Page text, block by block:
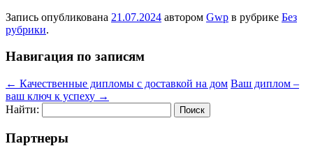
Запись опубликована 21.07.2024 автором Gwp в рубрике Без
рубрики.
Навигация по записям
← Качественные дипломы с доставкой на дом Ваш диплом –
ваш ключ к успеху →
Найти:
Партнеры